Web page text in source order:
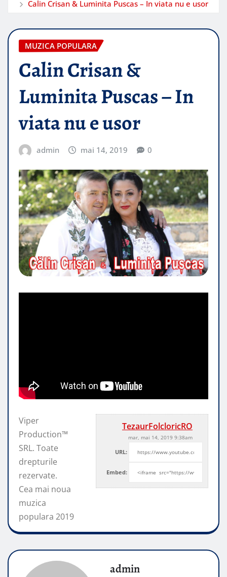
Calin Crisan & Luminita Puscas – In viata nu e usor
MUZICA POPULARA
Calin Crisan &
Luminita Puscas – In
viata nu e usor
admin mai 14, 2019 0
TezaurFolcloricRO
mar, mai 14, 2019 9:38am
URL:
Embed:
Viper
Production™
SRL. Toate
drepturile
rezervate.
Cea mai noua
muzica
populara 2019
admin